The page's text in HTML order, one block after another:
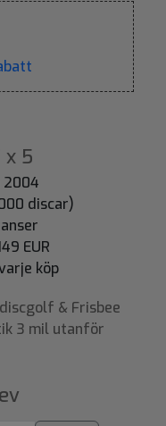
x 5
2004
discar)
EUR
köp
& Frisbee
3 mil utanför